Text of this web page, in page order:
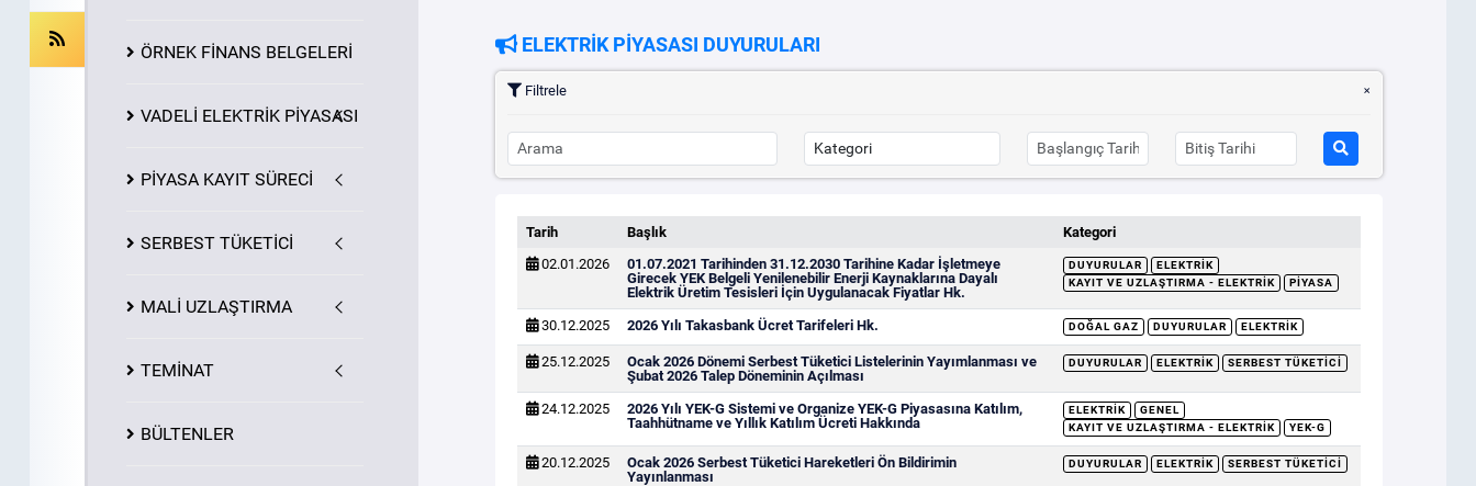
ÖRNEK FİNANS BELGELERİ
VADELİ ELEKTRİK PİYASASI
PİYASAKAYIT SÜRECİ
SERBEST TÜKETİCİ
MALİ UZLAŞTIRMA
TEMİNAT
BÜLTENLER
ELEKTRİK PİYASASI DUYURULARI
Filtrele
Tarih Başlık
Kategori
02.01.2026
01.07.2021 Tarihinden 31.12.2030 Tarihine Kadar İşletmeye
Girecek YEK Belgeli Yenilenebilir Enerji Kaynaklarına Dayalı
Elektrik Üretim Tesisleri İçin Uygulanacak Fiyatlar Hk.
DUYURULAR
ELEKTRIK
KAYIT VE UZLAŞTIRMA - ELEKTRIK
PIYASA
30.12.2025 2026 Yılı Takasbank Ücret Tarifeleri Hk. DOĞAL GAZ DUYURULAR ELEKTRIK
25.12.2025
Ocak 2026 Dönemi Serbest Tüketici Listelerinin Yayımlanması ve
Şubat 2026 Talep Döneminin Açılması
DUYURULAR ELEKTRIK SERBEST TÜKETICI
24.12.2025
2026 Yılı YEK-G Sistemi ve Organize YEK-G Piyasasına Katılım,
Taahhütname ve Yıllık Katılım Ücreti Hakkında
ELEKTRIK
GENEL
KAYIT VE UZLAŞTIRMA - ELEKTRIK
YEK-G
20.12.2025
Ocak 2026 Serbest Tüketici Hareketleri Ön Bildirimin
Yayınlanması
DUYURULAR ELEKTRIK SERBEST TÜKETICI